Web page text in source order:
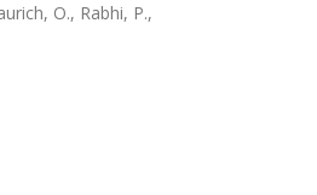
O., Rabhi, P.,